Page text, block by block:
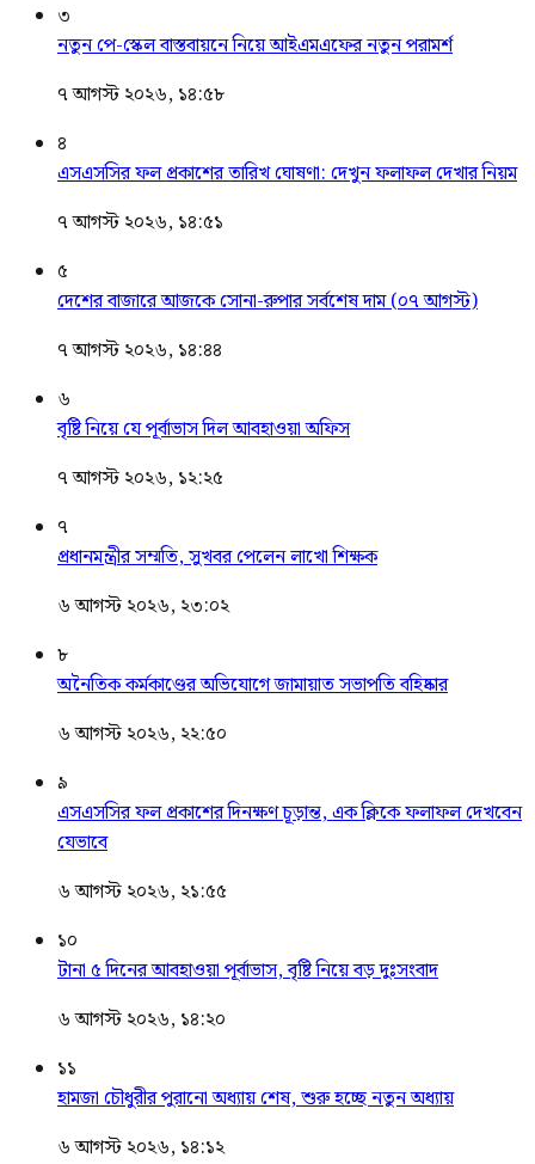
৩
নতুন পে-স্কেল বাস্তবায়নে নিয়ে আইএমএফের নতুন পরামর্শ
৭ আগস্ট ২০২৬, ১৪:৫৮
৪
এসএসসির ফল প্রকাশের তারিখ ঘোষণা: দেখুন ফলাফল দেখার নিয়ম
৭ আগস্ট ২০২৬, ১৪:৫১
৫
দেশের বাজারে আজকে সোনা-রুপার সর্বশেষ দাম (০৭ আগস্ট)
৭ আগস্ট ২০২৬, ১৪:৪৪
৬
বৃষ্টি নিয়ে যে পূর্বাভাস দিল আবহাওয়া অফিস
৭ আগস্ট ২০২৬, ১২:২৫
৭
প্রধানমন্ত্রীর সম্মতি, সুখবর পেলেন লাখো শিক্ষক
৬ আগস্ট ২০২৬, ২৩:০২
৮
অনৈতিক কর্মকাণ্ডের অভিযোগে জামায়াত সভাপতি বহিষ্কার
৬ আগস্ট ২০২৬, ২২:৫০
৯
এসএসসির ফল প্রকাশের দিনক্ষণ চূড়ান্ত, এক ক্লিকে ফলাফল দেখবেন
যেভাবে
৬ আগস্ট ২০২৬, ২১:৫৫
১০
টানা ৫ দিনের আবহাওয়া পূর্বাভাস, বৃষ্টি নিয়ে বড় দুঃসংবাদ
৬ আগস্ট ২০২৬, ১৪:২০
১১
হামজা চৌধুরীর পুরানো অধ্যায় শেষ, শুরু হচ্ছে নতুন অধ্যায়
৬ আগস্ট ২০২৬, ১৪:১২